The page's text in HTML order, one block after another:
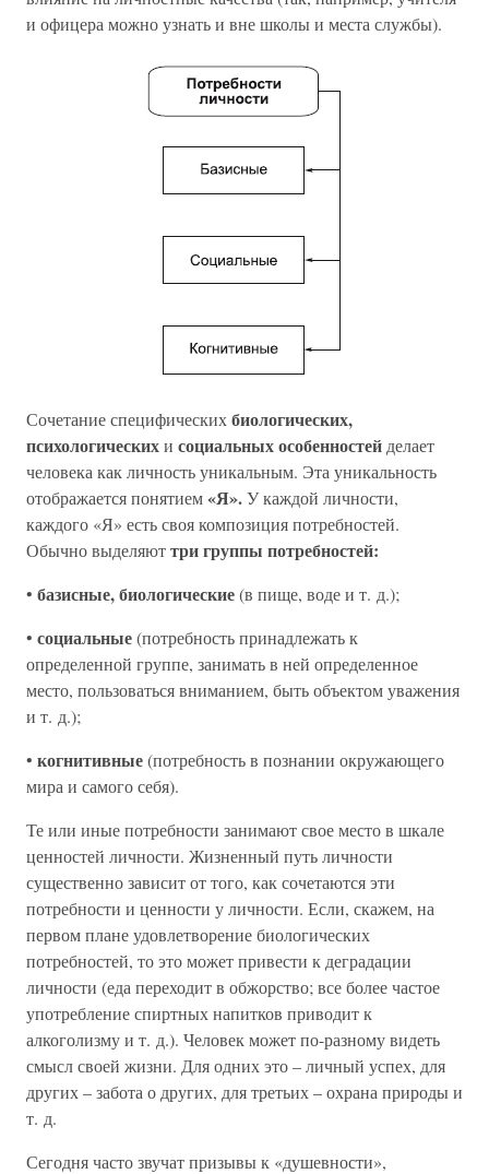
и офицера можно узнать и вне школы и места службы).
Сочетание специфическихбиологических,
психологическихи социальных особенностей делает
человека как личность уникальным. Эта уникальность
отображается понятием«Я».У каждой личности,
каждого «Я» есть своя композиция потребностей.
Обычно выделяюттри группы потребностей:
• базисные, биологические(в пище, воде и т. д.);
• социальные(потребность принадлежать к
определенной группе, занимать в ней определенное
место, пользоваться вниманием, быть объектом уважения
и т. д.);
• когнитивные(потребность в познании окружающего
мира и самого себя).
Те или иные потребности занимают свое место в шкале
ценностей личности. Жизненный путь личности
существенно зависит от того, как сочетаются эти
потребности и ценности у личности. Если, скажем, на
первом плане удовлетворение биологических
потребностей, то это может привести к деградации
личности (еда переходит в обжорство; все более частое
употребление спиртных напитков приводит к
алкоголизму и т. д.). Человек может по-разному видеть
смысл своей жизни. Для одних это – личный успех, для
других – забота о других, для третьих – охрана природы и
т. д.
Сегодня часто звучат призывы к «душевности»,